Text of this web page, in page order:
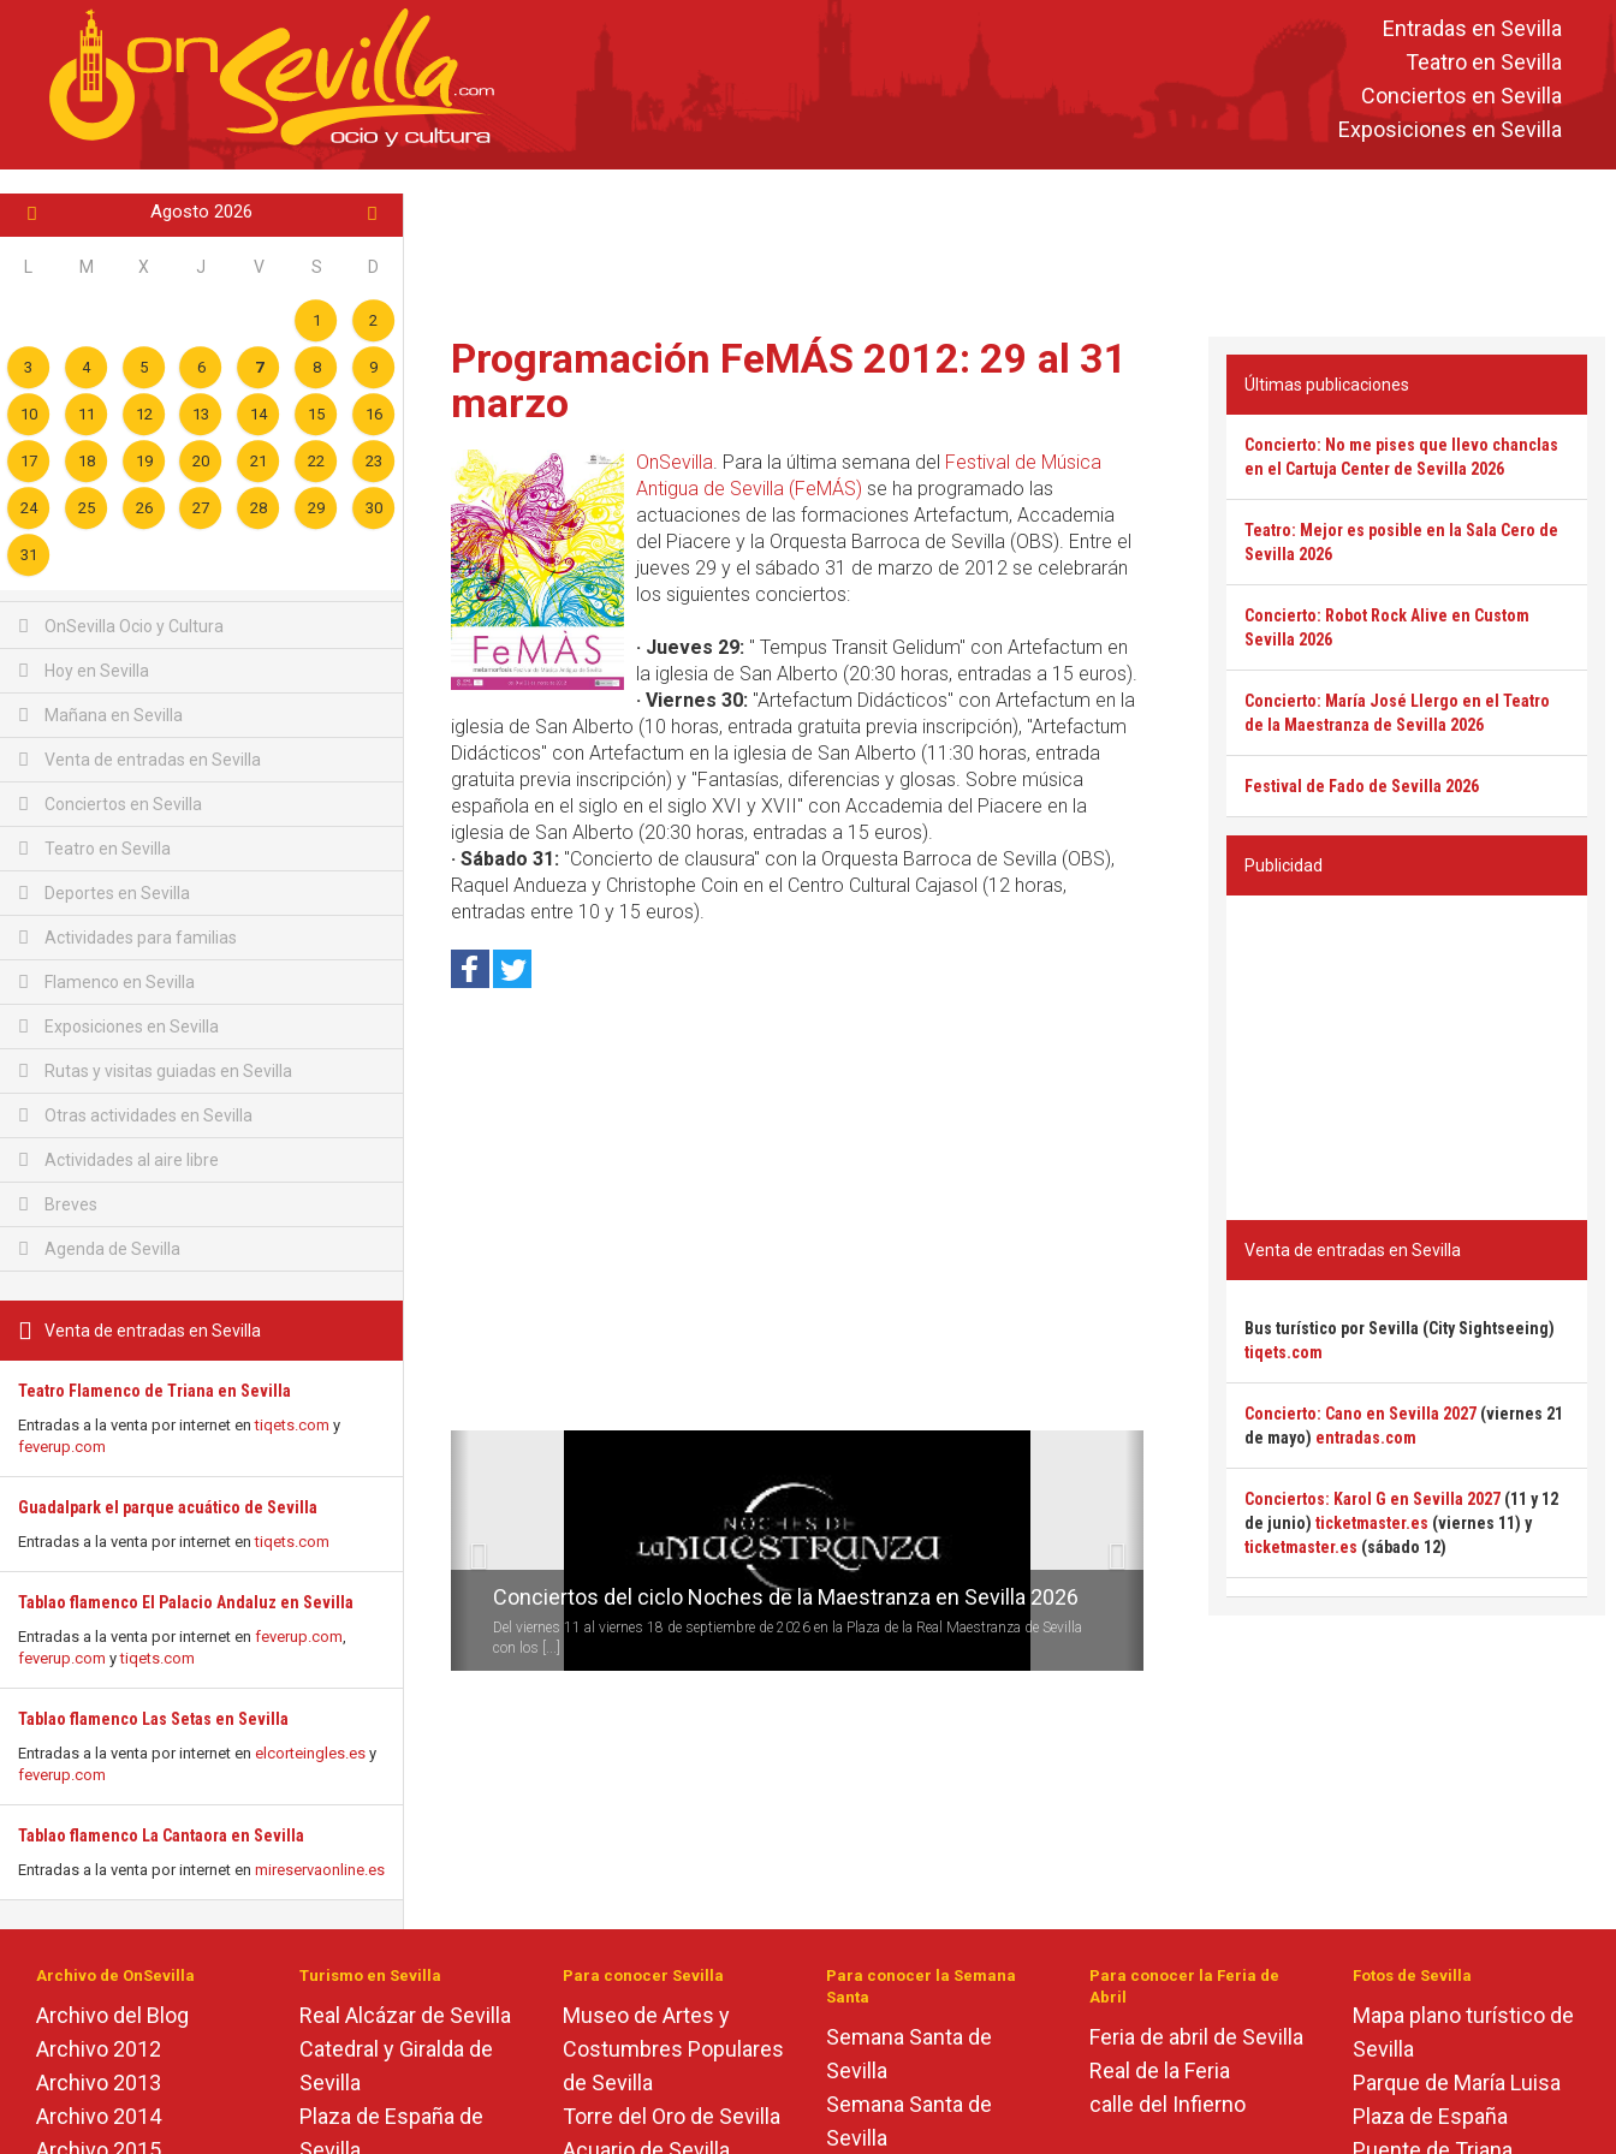
Entradas en Sevilla
Teatro en Sevilla
Conciertos en Sevilla
Exposiciones en Sevilla
Agosto 2026
M X J V S D
1 2
3 4 5 6 7 8 9
10 11 12 13 14 15 16
17 18 19 20 21 22 23
24 25 26 27 28 29 30
31
OnSevilla Ocio y Cultura
Hoy en Sevilla
Mañana en Sevilla
Venta de entradas en Sevilla
Conciertos en Sevilla
Teatro en Sevilla
Deportes en Sevilla
Actividades para familias
Flamenco en Sevilla
Exposiciones en Sevilla
Rutas y visitas guiadas en Sevilla
Otras actividades en Sevilla
Actividades al aire libre
Breves
Agenda de Sevilla
Venta de entradas en Sevilla
Teatro Flamenco de Triana en Sevilla
Entradas a la venta por internet entiqets.com y
feverup.com
Guadalpark el parque acuático de Sevilla
Entradas a la venta por internet entiqets.com
Tablao flamenco El Palacio Andaluz en Sevilla
Entradas a la venta por internet en feverup.com,
feverup.com ytiqets.com
Tablao flamenco Las Setas en Sevilla
Entradas a la venta por internet en elcorteingles.es y
feverup.com
Tablao flamenco La Cantaora en Sevilla
Entradas a la venta por internet en mireservaonline.es
Programación FeMÁS 2012: 29 al 31
marzo
OnSevilla. Para la última semana del Festival de Música
Antigua de Sevilla (FeMÁS) se ha programado las
actuaciones de las formaciones Artefactum, Accademia
del Piacere y la Orquesta Barroca de Sevilla (OBS). Entre el
jueves 29 y el sábado 31 de marzo de 2012 se celebrarán
los siguientes conciertos:
· Jueves 29: " Tempus Transit Gelidum" con Artefactum en
la iglesia de San Alberto (20:30 horas, entradas a 15 euros).
· Viernes 30: "Artefactum Didácticos" con Artefactum en la
iglesia de San Alberto (10 horas, entrada gratuita previa inscripción), "Artefactum
Didácticos" con Artefactum en la iglesia de San Alberto (11:30 horas, entrada
gratuita previa inscripción) y "Fantasías, diferencias y glosas. Sobre música
española en el siglo en el siglo XVI y XVII" con Accademia del Piacere en la
iglesia de San Alberto (20:30 horas, entradas a 15 euros).
· Sábado 31: "Concierto de clausura" con la Orquesta Barroca de Sevilla (OBS),
Raquel Andueza y Christophe Coin en el Centro Cultural Cajasol (12 horas,
entradas entre 10 y 15 euros).
Conciertos del ciclo Noches de la Maestranza en Sevilla 2026
Del viernes 11 al viernes 18 de septiembre de 2026 en la Plaza de la Real Maestranza de Sevilla
con los [...]
Últimas publicaciones
Concierto: No me pises que llevo chanclas
en el Cartuja Center de Sevilla 2026
Teatro: Mejor es posible en la Sala Cero de
Sevilla 2026
Concierto: Robot Rock Alive en Custom
Sevilla 2026
Concierto: María José Llergo en el Teatro
de la Maestranza de Sevilla 2026
Festival de Fado de Sevilla 2026
Publicidad
Venta de entradas en Sevilla
Bus turístico por Sevilla (City Sightseeing)
tiqets.com
Concierto: Cano en Sevilla 2027 (viernes 21
de mayo) entradas.com
Conciertos: Karol G en Sevilla 2027 (11 y 12
de junio) ticketmaster.es (viernes 11) y
ticketmaster.es (sábado 12)
Archivo de OnSevilla
Archivo del Blog
Archivo 2012
Archivo 2013
Archivo 2014
Turismo en Sevilla
Real Alcázar de Sevilla
Catedral y Giralda de
Sevilla
Plaza de España de
Para conocer Sevilla
Museo de Artes y
Costumbres Populares
de Sevilla
Torre del Oro de Sevilla
Para conocer la Semana
Santa
Semana Santa de
Sevilla
Semana Santa de
Sevilla
Para conocer la Feria de
Abril
Feria de abril de Sevilla
Real de la Feria
calle del Infierno
Fotos de Sevilla
Mapa plano turístico de
Sevilla
Parque de María Luisa
Plaza de España